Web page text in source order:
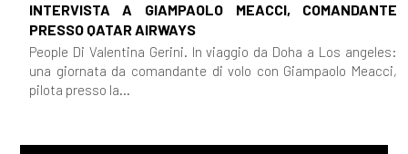
INTERVISTA A GIAMPAOLO MEACCI, COMANDANTE
PRESSO QATAR AIRWAYS
People Di Valentina Gerini. In viaggio da Doha a Los angeles:
una giornata da comandante di volo con Giampaolo Meacci,
pilota presso la...